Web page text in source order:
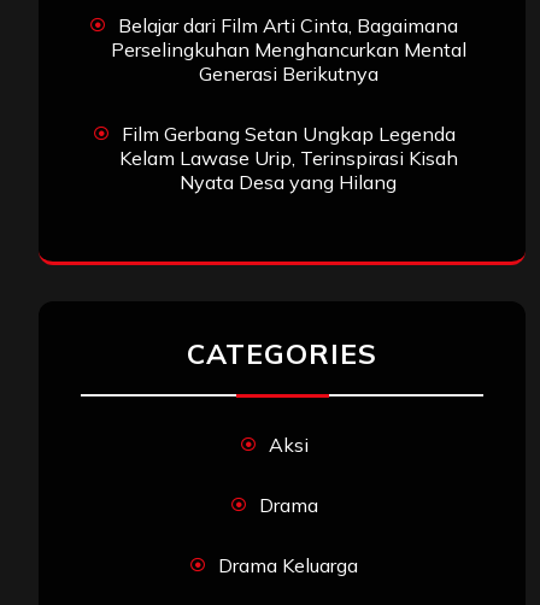
Belajar dari Film Arti Cinta, Bagaimana
Perselingkuhan Menghancurkan Mental
Generasi Berikutnya
Film Gerbang Setan Ungkap Legenda
Kelam Lawase Urip, Terinspirasi Kisah
Nyata Desa yang Hilang
CATEGORIES
Aksi
Drama
Drama Keluarga